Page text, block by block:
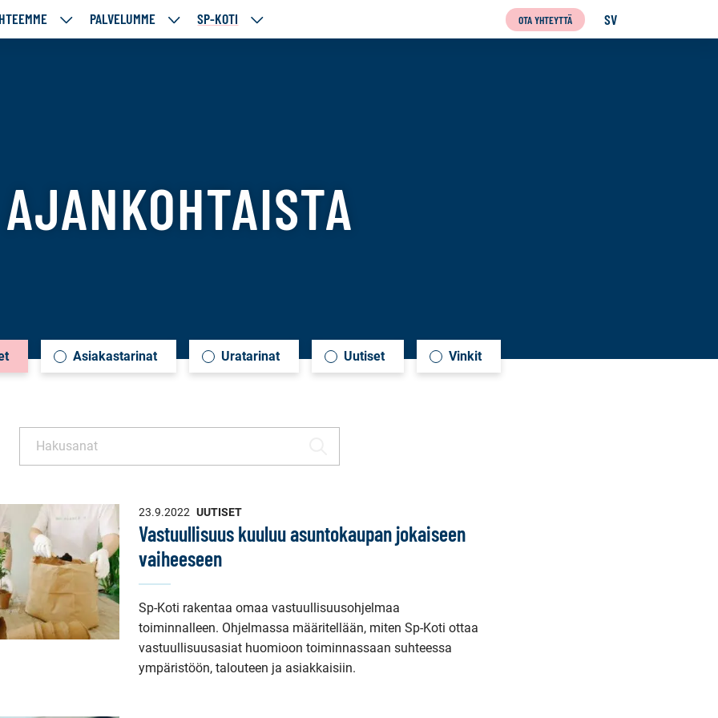
KOHTEEMME
PALVELUMME
PALVELUMME
SP-KOTI
SP-
OTA YHTEYTTÄ SV
SVENSKA
AJANKOHTAISTA
Asiakastarinat Uratarinat Uutiset Vinkit
23.9.2022 UUTISET
Vastuullisuus kuuluu asuntokaupan jokaiseen
vaiheeseen
Sp-Koti rakentaa omaa vastuullisuusohjelmaa
toiminnalleen. Ohjelmassa määritellään, miten Sp-Koti ottaa
vastuullisuusasiat huomioon toiminnassaan suhteessa
ympäristöön, talouteen ja asiakkaisiin.